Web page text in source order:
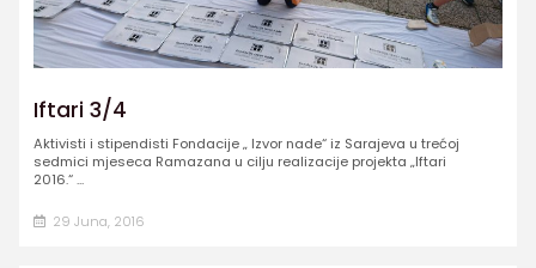
Iftari 3/4
Aktivisti i stipendisti Fondacije „ Izvor nade“ iz Sarajeva u trećoj
sedmici mjeseca Ramazana u cilju realizacije projekta „Iftari
2016.“ ...
29 Juna, 2016